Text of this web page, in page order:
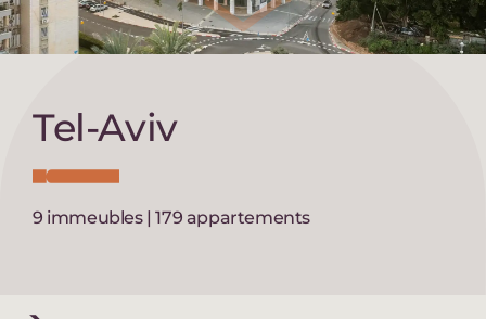
Tel-Aviv
9 immeubles | 179 appartements